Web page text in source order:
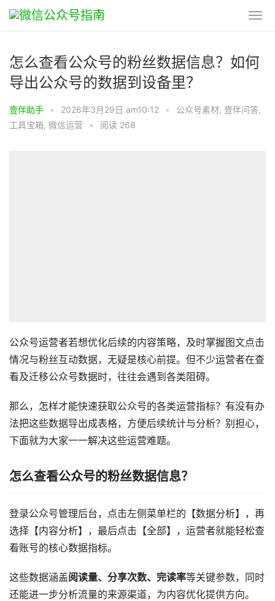
怎么查看公众号的粉丝数据信息？如何
导出公众号的数据到设备里？
壹伴助手 • 2026年3月29日 am10:12 • 公众号素材, 壹伴问答,
工具宝箱, 微信运营 • 阅读 268
公众号运营者若想优化后续的内容策略，及时掌握图文点击
情况与粉丝互动数据，无疑是核心前提。但不少运营者在查
看及迁移公众号数据时，往往会遇到各类阻碍。
那么，怎样才能快速获取公众号的各类运营指标？有没有办
法把这些数据导出成表格，方便后续统计与分析？别担心，
下面就为大家一一解决这些运营难题。
怎么查看公众号的粉丝数据信息？
登录公众号管理后台，点击左侧菜单栏的【数据分析】，再
选择【内容分析】，最后点击【全部】，运营者就能轻松查
看账号的核心数据指标。
这些数据涵盖阅读量、分享次数、完读率等关键参数，同时
还能进一步分析流量的来源渠道，为内容优化提供方向。